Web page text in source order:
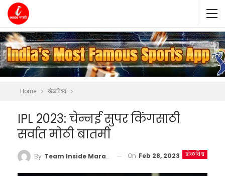
Home खेळविश्व
IPL 2023: चेन्नई सुपर किंगसाठी
सर्वात मोठी बातमी
खेळविश्व
By Team Inside Marathi On Feb 28, 2023